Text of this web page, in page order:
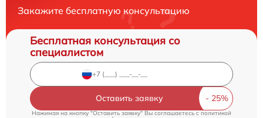
Закажите бесплатную консультацию
Бесплатная консультация со
специалистом
Оставить заявку
Нажимая на кнопку "Оставить заявку" Вы соглашаетесь cполитикой